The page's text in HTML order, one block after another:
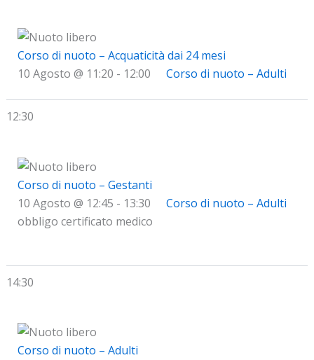
Corso di nuoto – Acquaticità dai 24 mesi
10 Agosto @ 11:20 - 12:00 Corso di nuoto – Adulti
12:30
Corso di nuoto – Gestanti
10 Agosto @ 12:45 - 13:30
Corso di nuoto – Adulti
obbligo certificato medico
14:30
Corso di nuoto – Adulti